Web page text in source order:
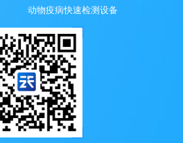
动物疫病快速检测设备